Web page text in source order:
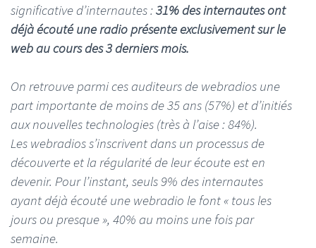
significative d’internautes :31% des internautes ont
déjà écouté une radio présente exclusivement sur le
web au cours des 3 derniers mois.
On retrouve parmi ces auditeurs de webradios une
part importante de moins de 35 ans (57%) et d’initiés
aux nouvelles technologies (très à l’aise : 84%).
Les webradios s’inscrivent dans un processus de
découverte et la régularité de leur écoute est en
devenir. Pour l’instant, seuls 9% des internautes
ayant déjà écouté une webradio le font « tous les
jours ou presque », 40% au moins une fois par
semaine.